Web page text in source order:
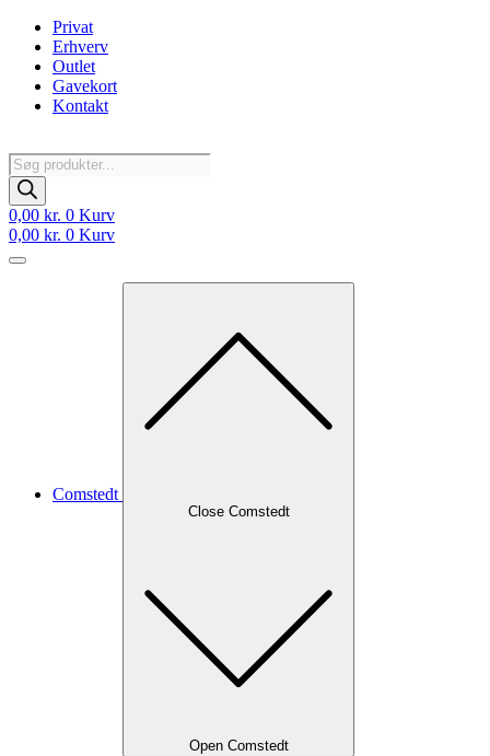
Videre
indhold
Privat
Erhverv
Outlet
Gavekort
Kontakt
Products
search
0,00 kr. 0 Kurv
0,00 kr. 0 Kurv
Comstedt
Close Comstedt
Open Comstedt